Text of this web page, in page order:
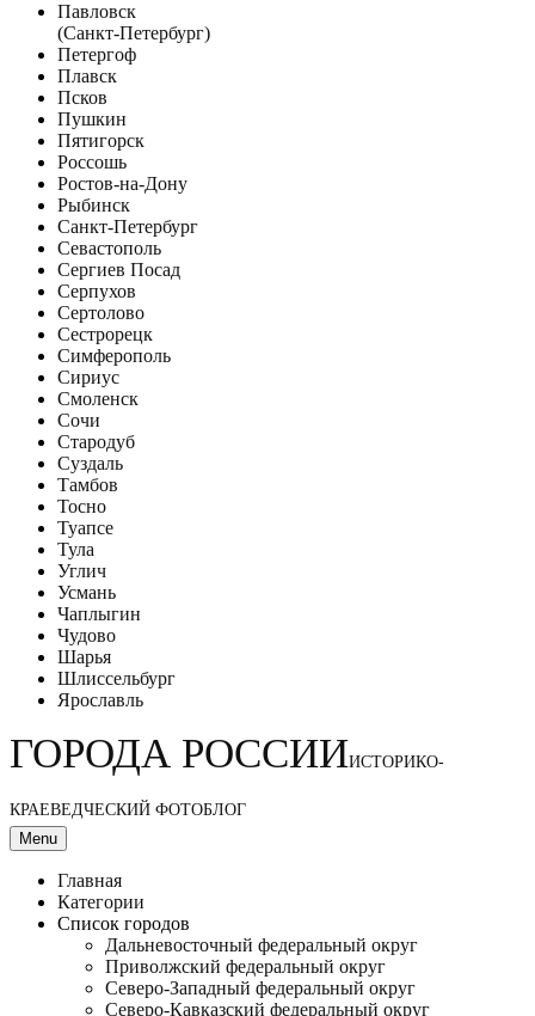
Павловск
(Санкт-Петербург)
Петергоф
Плавск
Псков
Пушкин
Пятигорск
Россошь
Ростов-на-Дону
Рыбинск
Санкт-Петербург
Севастополь
Сергиев Посад
Серпухов
Сертолово
Сестрорецк
Симферополь
Сириус
Смоленск
Сочи
Стародуб
Суздаль
Тамбов
Тосно
Туапсе
Тула
Углич
Усмань
Чаплыгин
Чудово
Шарья
Шлиссельбург
Ярославль
ГОРОДА РОССИИИСТОРИКО-
КРАЕВЕДЧЕСКИЙ ФОТОБЛОГ
Menu
Главная
Категории
Список городов
Дальневосточный федеральный округ
Приволжский федеральный округ
Северо-Западный федеральный округ
Северо-Кавказский федеральный округ